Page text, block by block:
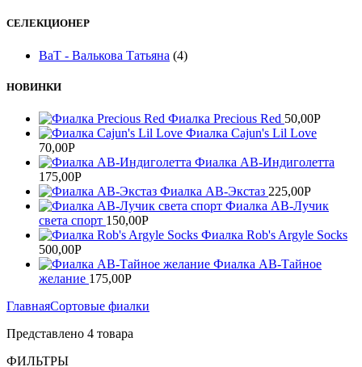
СЕЛЕКЦИОНЕР
ВаТ - Валькова Татьяна (4)
НОВИНКИ
Фиалка Precious Red 50,00Р
Фиалка Cajun's Lil Love
70,00Р
Фиалка АВ-Индиголетта
175,00Р
Фиалка АВ-Экстаз 225,00Р
Фиалка АВ-Лучик
света спорт 150,00Р
Фиалка Rob's Argyle Socks
500,00Р
Фиалка АВ-Тайное
желание 175,00Р
ГлавнаяСортовые фиалки
Представлено 4 товара
ФИЛЬТРЫ